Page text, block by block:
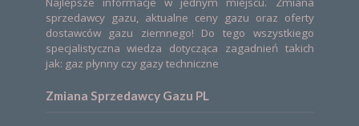
sprzedawcy gazu, aktualne ceny gazu oraz oferty
dostawców gazu ziemnego! Do tego wszystkiego
specjalistyczna wiedza dotycząca zagadnień takich
jak: gaz płynny czy gazy techniczne
Zmiana Sprzedawcy Gazu PL